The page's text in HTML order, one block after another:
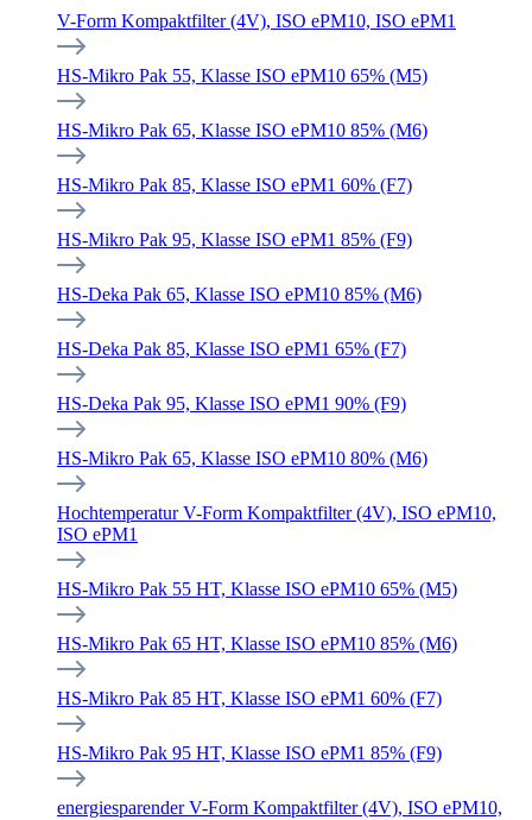
V-Form Kompaktfilter (4V), ISO ePM10, ISO ePM1
HS-Mikro Pak 55, Klasse ISO ePM10 65% (M5)
HS-Mikro Pak 65, Klasse ISO ePM10 85% (M6)
HS-Mikro Pak 85, Klasse ISO ePM1 60% (F7)
HS-Mikro Pak 95, Klasse ISO ePM1 85% (F9)
HS-Deka Pak 65, Klasse ISO ePM10 85% (M6)
HS-Deka Pak 85, Klasse ISO ePM1 65% (F7)
HS-Deka Pak 95, Klasse ISO ePM1 90% (F9)
HS-Mikro Pak 65, Klasse ISO ePM10 80% (M6)
Hochtemperatur V-Form Kompaktfilter (4V), ISO ePM10,
ISO ePM1
HS-Mikro Pak 55 HT, Klasse ISO ePM10 65% (M5)
HS-Mikro Pak 65 HT, Klasse ISO ePM10 85% (M6)
HS-Mikro Pak 85 HT, Klasse ISO ePM1 60% (F7)
HS-Mikro Pak 95 HT, Klasse ISO ePM1 85% (F9)
energiesparender V-Form Kompaktfilter (4V), ISO ePM10,